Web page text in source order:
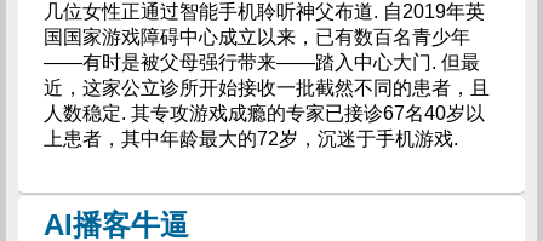
几位女性正通过智能手机聆听神父布道. 自2019年英
国国家游戏障碍中心成立以来，已有数百名青少年
——有时是被父母强行带来——踏入中心大门. 但最
近，这家公立诊所开始接收一批截然不同的患者，且
人数稳定. 其专攻游戏成瘾的专家已接诊67名40岁以
上患者，其中年龄最大的72岁，沉迷于手机游戏.
AI播客牛逼